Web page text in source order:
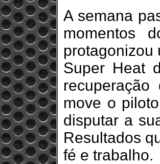
A semana
momentos
protagonizou
Super Heat
move o
disputar a
Resultados
fé e trabalho.